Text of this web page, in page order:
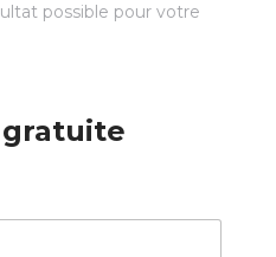
possible pour votre